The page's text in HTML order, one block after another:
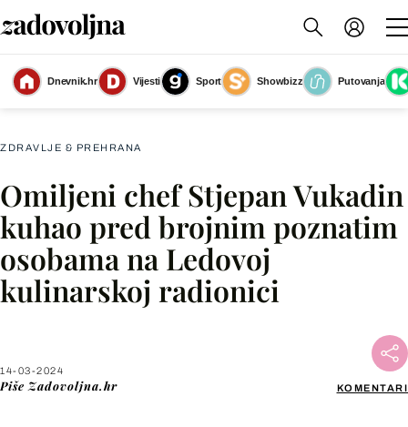
Dnevnik.hr Vijesti Sport Showbizz
Putovanja
Stjepan Vukadin
(Foto: PR)
ZDRAVLJE & PREHRANA
Omiljeni chef Stjepan Vukadin
kuhao pred brojnim poznatim
osobama na Ledovoj
kulinarskoj radionici
14-03-2024
Piše Zadovoljna.hr KOMENTARI
Facebook
X